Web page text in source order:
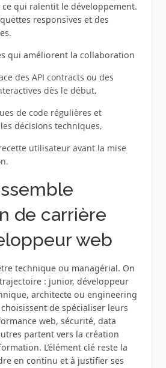
qui ralentit le développement.
responsives et des
qui améliorent la collaboration
des API contracts ou des
dès le début,
de code régulières et
décisions techniques,
utilisateur avant la mise
de carrière
web
technique ou managérial. On
: junior, développeur
architecte ou engineering
de spécialiser leurs
web, sécurité, data
partent vers la création
L’élément clé reste la
en continu et à justifier ses